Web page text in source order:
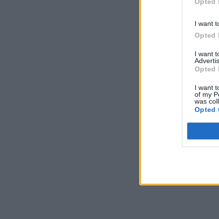
I want
Opted
I want
Opted
I want
of my
was
Opted